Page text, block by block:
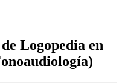
Logopedia en